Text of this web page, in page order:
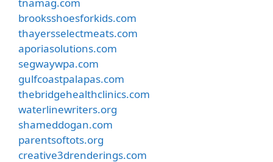
brooksshoesforkids.com
thayersselectmeats.com
aporiasolutions.com
segwaywpa.com
gulfcoastpalapas.com
thebridgehealthclinics.com
waterlinewriters.org
shameddogan.com
parentsoftots.org
creative3drenderings.com